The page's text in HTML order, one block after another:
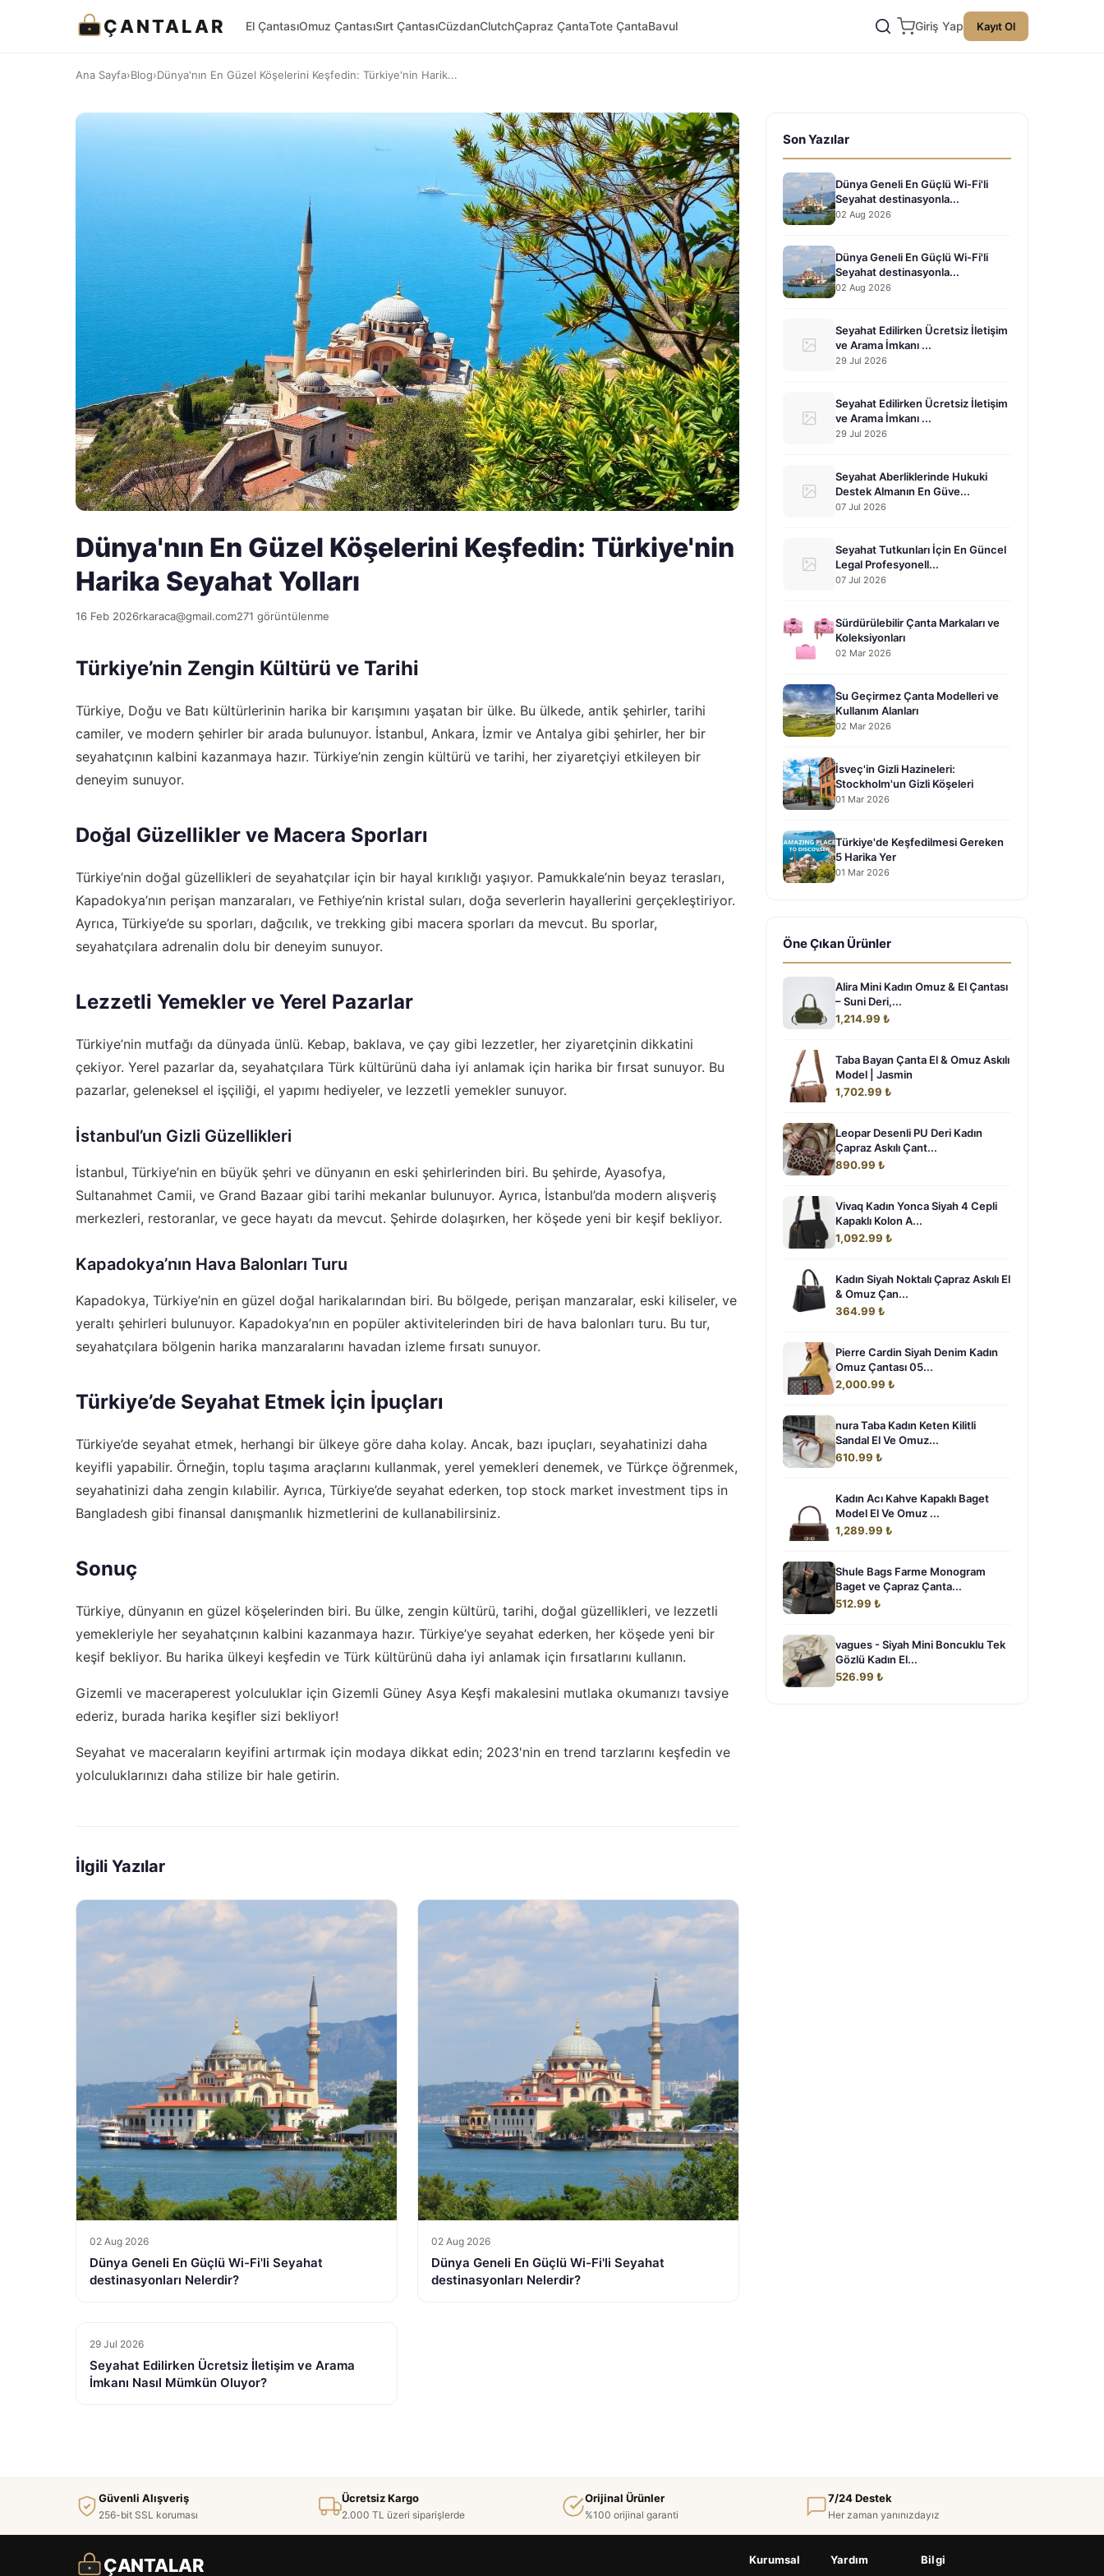
ÇANTALAR El ÇantasıOmuz ÇantasıSırt ÇantasıCüzdanClutchÇapraz ÇantaTote ÇantaBavul Giriş Yap Kayıt Ol
Ana Sayfa›Blog›Dünya'nın En Güzel Köşelerini Keşfedin: Türkiye'nin Harik...
Dünya'nın En Güzel Köşelerini Keşfedin: Türkiye'nin
Harika Seyahat Yolları
16 Feb 2026rkaraca@gmail.com271 görüntülenme
Türkiye’nin Zengin Kültürü ve Tarihi
Türkiye, Doğu ve Batı kültürlerinin harika bir karışımını yaşatan bir ülke. Bu ülkede, antik şehirler, tarihi
camiler, ve modern şehirler bir arada bulunuyor. İstanbul, Ankara, İzmir ve Antalya gibi şehirler, her bir
seyahatçının kalbini kazanmaya hazır. Türkiye’nin zengin kültürü ve tarihi, her ziyaretçiyi etkileyen bir
deneyim sunuyor.
Doğal Güzellikler ve Macera Sporları
Türkiye’nin doğal güzellikleri de seyahatçılar için bir hayal kırıklığı yaşıyor. Pamukkale’nin beyaz terasları,
Kapadokya’nın perişan manzaraları, ve Fethiye’nin kristal suları, doğa severlerin hayallerini gerçekleştiriyor.
Ayrıca, Türkiye’de su sporları, dağcılık, ve trekking gibi macera sporları da mevcut. Bu sporlar,
seyahatçılara adrenalin dolu bir deneyim sunuyor.
Lezzetli Yemekler ve Yerel Pazarlar
Türkiye’nin mutfağı da dünyada ünlü. Kebap, baklava, ve çay gibi lezzetler, her ziyaretçinin dikkatini
çekiyor. Yerel pazarlar da, seyahatçılara Türk kültürünü daha iyi anlamak için harika bir fırsat sunuyor. Bu
pazarlar, geleneksel el işçiliği, el yapımı hediyeler, ve lezzetli yemekler sunuyor.
İstanbul’un Gizli Güzellikleri
İstanbul, Türkiye’nin en büyük şehri ve dünyanın en eski şehirlerinden biri. Bu şehirde, Ayasofya,
Sultanahmet Camii, ve Grand Bazaar gibi tarihi mekanlar bulunuyor. Ayrıca, İstanbul’da modern alışveriş
merkezleri, restoranlar, ve gece hayatı da mevcut. Şehirde dolaşırken, her köşede yeni bir keşif bekliyor.
Kapadokya’nın Hava Balonları Turu
Kapadokya, Türkiye’nin en güzel doğal harikalarından biri. Bu bölgede, perişan manzaralar, eski kiliseler, ve
yeraltı şehirleri bulunuyor. Kapadokya’nın en popüler aktivitelerinden biri de hava balonları turu. Bu tur,
seyahatçılara bölgenin harika manzaralarını havadan izleme fırsatı sunuyor.
Türkiye’de Seyahat Etmek İçin İpuçları
Türkiye’de seyahat etmek, herhangi bir ülkeye göre daha kolay. Ancak, bazı ipuçları, seyahatinizi daha
keyifli yapabilir. Örneğin, toplu taşıma araçlarını kullanmak, yerel yemekleri denemek, ve Türkçe öğrenmek,
seyahatinizi daha zengin kılabilir. Ayrıca, Türkiye’de seyahat ederken, top stock market investment tips in
Bangladesh gibi finansal danışmanlık hizmetlerini de kullanabilirsiniz.
Sonuç
Türkiye, dünyanın en güzel köşelerinden biri. Bu ülke, zengin kültürü, tarihi, doğal güzellikleri, ve lezzetli
yemekleriyle her seyahatçının kalbini kazanmaya hazır. Türkiye’ye seyahat ederken, her köşede yeni bir
keşif bekliyor. Bu harika ülkeyi keşfedin ve Türk kültürünü daha iyi anlamak için fırsatlarını kullanın.
Gizemli ve maceraperest yolculuklar için Gizemli Güney Asya Keşfi makalesini mutlaka okumanızı tavsiye
ederiz, burada harika keşifler sizi bekliyor!
Seyahat ve maceraların keyifini artırmak için modaya dikkat edin; 2023'nin en trend tarzlarını keşfedin ve
yolculuklarınızı daha stilize bir hale getirin.
İlgili Yazılar
02 Aug 2026
Dünya Geneli En Güçlü Wi-Fi'li Seyahat
destinasyonları Nelerdir?
02 Aug 2026
Dünya Geneli En Güçlü Wi-Fi'li Seyahat
destinasyonları Nelerdir?
29 Jul 2026
Seyahat Edilirken Ücretsiz İletişim ve Arama
İmkanı Nasıl Mümkün Oluyor?
Son Yazılar
Dünya Geneli En Güçlü Wi-Fi'li
Seyahat destinasyonla...
02 Aug 2026
Dünya Geneli En Güçlü Wi-Fi'li
Seyahat destinasyonla...
02 Aug 2026
Seyahat Edilirken Ücretsiz İletişim
ve Arama İmkanı ...
29 Jul 2026
Seyahat Edilirken Ücretsiz İletişim
ve Arama İmkanı ...
29 Jul 2026
Seyahat Aberliklerinde Hukuki
Destek Almanın En Güve...
07 Jul 2026
Seyahat Tutkunları İçin En Güncel
Legal Profesyonell...
07 Jul 2026
Sürdürülebilir Çanta Markaları ve
Koleksiyonları
02 Mar 2026
Su Geçirmez Çanta Modelleri ve
Kullanım Alanları
02 Mar 2026
İsveç'in Gizli Hazineleri:
Stockholm'un Gizli Köşeleri
01 Mar 2026
Türkiye'de Keşfedilmesi Gereken
5 Harika Yer
01 Mar 2026
Öne Çıkan Ürünler
Alira Mini Kadın Omuz & El Çantası
– Suni Deri,...
1,214.99 ₺
Taba Bayan Çanta El & Omuz Askılı
Model | Jasmin
1,702.99 ₺
Leopar Desenli PU Deri Kadın
Çapraz Askılı Çant...
890.99 ₺
Vivaq Kadın Yonca Siyah 4 Cepli
Kapaklı Kolon A...
1,092.99 ₺
Kadın Siyah Noktalı Çapraz Askılı El
& Omuz Çan...
364.99 ₺
Pierre Cardin Siyah Denim Kadın
Omuz Çantası 05...
2,000.99 ₺
nura Taba Kadın Keten Kilitli
Sandal El Ve Omuz...
610.99 ₺
Kadın Acı Kahve Kapaklı Baget
Model El Ve Omuz ...
1,289.99 ₺
Shule Bags Farme Monogram
Baget ve Çapraz Çanta...
512.99 ₺
vagues - Siyah Mini Boncuklu Tek
Gözlü Kadın El...
526.99 ₺
Güvenli Alışveriş
256-bit SSL koruması
Ücretsiz Kargo
2.000 TL üzeri siparişlerde
Orijinal Ürünler
%100 orijinal garanti
7/24 Destek
Her zaman yanınızdayız
ÇANTALAR Kurumsal Yardım Bilgi